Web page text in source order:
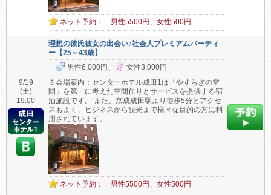
ネット予約： 男性5500円、女性500円
9/19
(土)
19:00
理想の彼氏彼女の出会い♪社会人プレミアムパーティ
ー【25～43歳】
男性6,000円、
女性3,000円
※会場案内：センターホテル成田1は「やすらぎの空
間」を第一に考えた空間作りとサービスを提供する宿
泊施設です。 また、京成成田駅より徒歩5分とアクセ
スもよく、ビジネスから観光まで様々な目的の方に利
用されています。
ネット予約： 男性5500円、女性500円